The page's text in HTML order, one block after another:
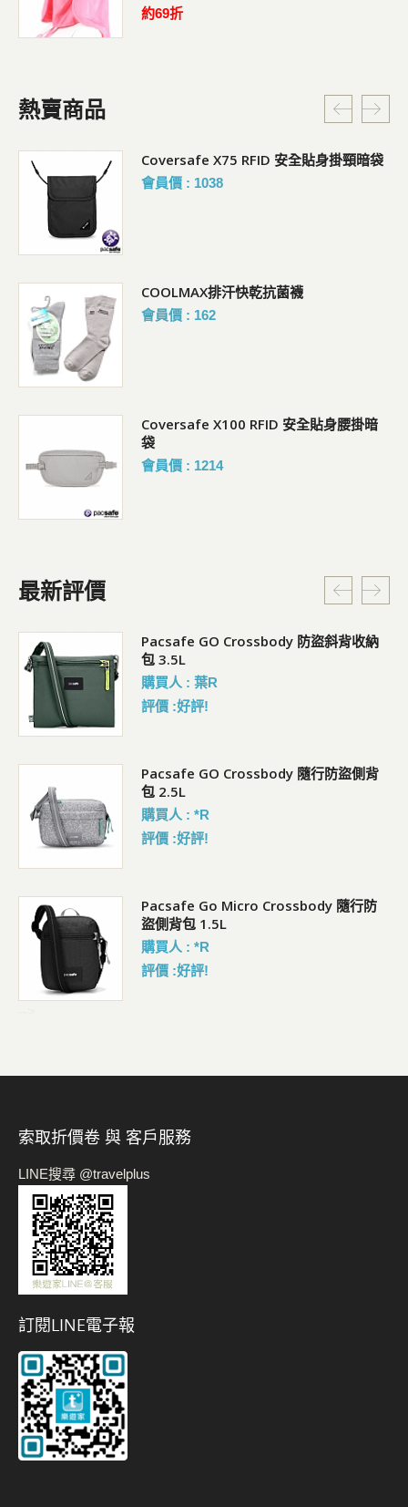
約69折
熱賣商品
Coversafe X75 RFID 安全貼身掛頸暗袋
會員價 : 1038
COOLMAX排汗快乾抗菌襪
會員價 : 162
Coversafe X100 RFID 安全貼身腰掛暗
袋
會員價 : 1214
最新評價
Pacsafe GO Crossbody 防盜斜背收納
包 3.5L
購買人 : 葉R
評價 :好評!
Pacsafe GO Crossbody 隨行防盜側背
包 2.5L
購買人 : *R
評價 :好評!
Pacsafe Go Micro Crossbody 隨行防
盜側背包 1.5L
購買人 : *R
評價 :好評!
索取折價卷 與 客戶服務
LINE搜尋 @travelplus
訂閱LINE電子報